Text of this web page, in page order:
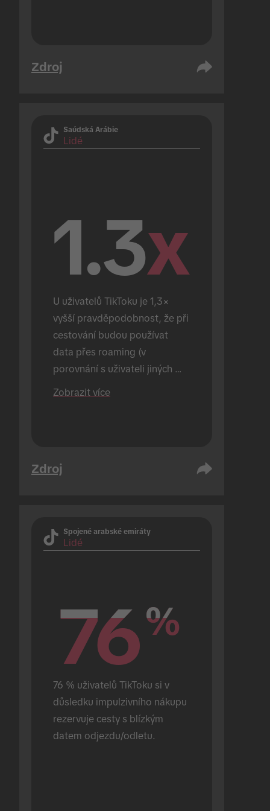
Zdroj
Saúdská Arábie
Lidé
1.3x
U uživatelů TikToku je 1,3×
vyšší pravděpodobnost, že při
cestování budou používat
data přes roaming (v
porovnání s uživateli jiných
platforem než TikToku).
Zobrazit více
Zdroj
Spojené arabské emiráty
Lidé
76%
76%
76 % uživatelů TikToku si v
důsledku impulzivního nákupu
rezervuje cesty s blízkým
datem odjezdu/odletu.